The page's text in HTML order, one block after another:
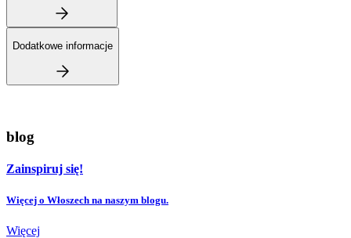
Dodatkowe informacje
blog
Zainspiruj się!
Więcej o Włoszech na naszym blogu.
Więcej